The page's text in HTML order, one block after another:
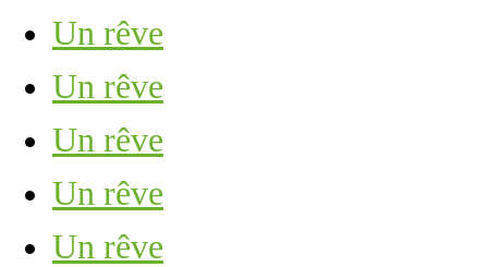
Un rêve
Un rêve
Un rêve
Un rêve
Un rêve